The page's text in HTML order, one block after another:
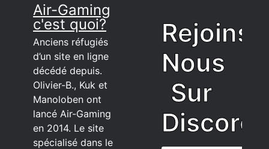
Air-Gaming
c'est quoi?
Anciens réfugiés
d’un site en ligne
décédé depuis.
Olivier-B., Kuk et
Manoloben ont
lancé Air-Gaming
en 2014. Le site
spécialisé dans le
Rejoins
Nous
Sur
Discord